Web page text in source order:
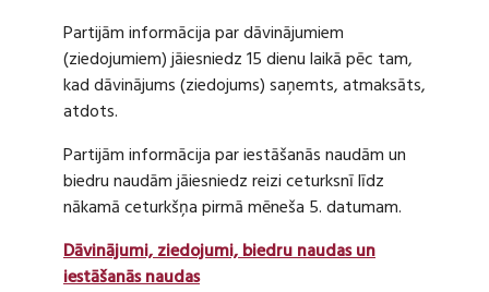
Partijām informācija par dāvinājumiem
(ziedojumiem) jāiesniedz 15 dienu laikā pēc tam,
kad dāvinājums (ziedojums) saņemts, atmaksāts,
atdots.
Partijām informācija par iestāšanās naudām un
biedru naudām jāiesniedz reizi ceturksnī līdz
nākamā ceturkšņa pirmā mēneša 5. datumam.
Dāvinājumi, ziedojumi, biedru naudas un
iestāšanās naudas